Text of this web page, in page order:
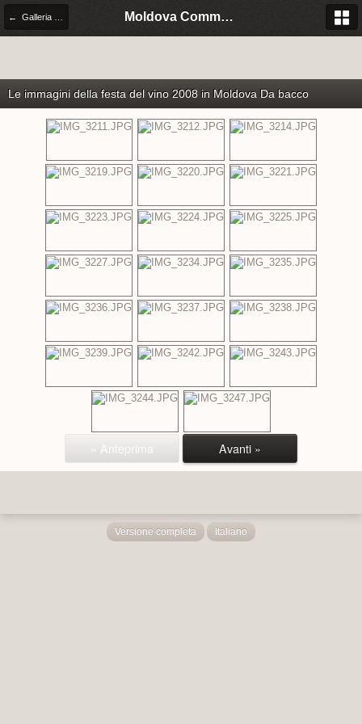
Moldova Community Italia
Le immagini della festa del vino 2008 in Moldova Da bacco
« Anteprima Avanti »
Versione completa Italiano